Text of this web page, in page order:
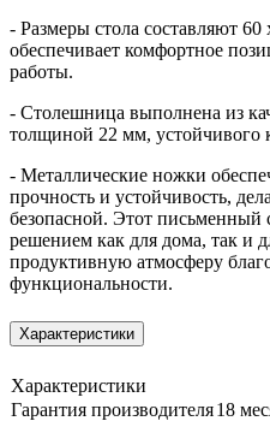
- Размеры стола составляют
обеспечивает комфортное
работы.
- Столешница выполнена из
толщиной 22 мм, устойчивого
- Металлические ножки
прочность и устойчивость,
безопасной. Этот письменный
решением как для дома, так и
продуктивную атмосферу
функциональности.
Характеристики
Характеристики
Гарантия производителя18